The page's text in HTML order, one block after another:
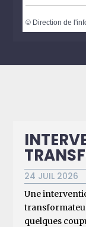
© Direction de
24 JUIL 2026
Une
quelques